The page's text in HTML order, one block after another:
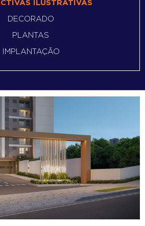
ILUSTRATIVAS
DECORADO
PLANTAS
IMPLANTAÇÃO